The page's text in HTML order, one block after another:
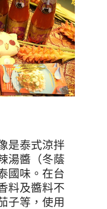
是泰式涼拌
湯醬（冬蔭
國味。在台
料及醬料不
子等，使用